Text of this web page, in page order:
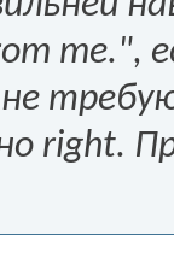
me.",
right.